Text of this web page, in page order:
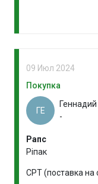
09 Июл 2024
Покупка
ГЕ
Геннадий
-
Рапс
Ріпак
CPT (поставка на